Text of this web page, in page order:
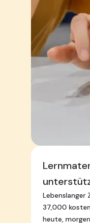
Lebenslanger
37,000
heute,